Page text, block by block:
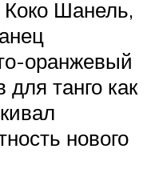
Коко Шанель,
оранжевый
для танго как
нового